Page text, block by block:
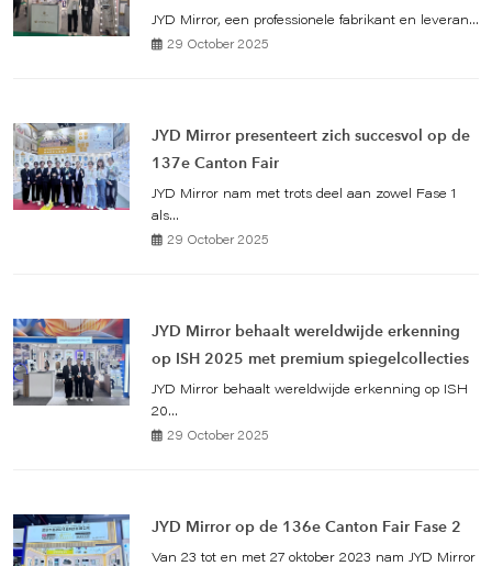
JYD Mirror, een professionele fabrikant en leveran...
29 October 2025
JYD Mirror presenteert zich succesvol op de
137e Canton Fair
JYD Mirror nam met trots deel aan zowel Fase 1
als...
29 October 2025
JYD Mirror behaalt wereldwijde erkenning
op ISH 2025 met premium spiegelcollecties
JYD Mirror behaalt wereldwijde erkenning op ISH
20...
29 October 2025
JYD Mirror op de 136e Canton Fair Fase 2
Van 23 tot en met 27 oktober 2023 nam JYD Mirror